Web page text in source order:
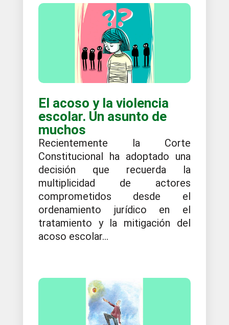
El acoso y la violencia
escolar. Un asunto de
muchos
Recientemente la Corte
Constitucional ha adoptado una
decisión que recuerda la
multiplicidad de actores
comprometidos desde el
ordenamiento jurídico en el
tratamiento y la mitigación del
acoso escolar...